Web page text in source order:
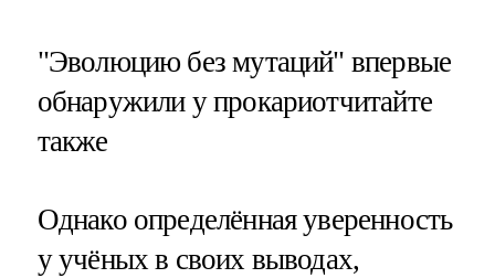
​"Эволюцию без мутаций" впервые
обнаружили у прокариотчитайте
также
Однако определённая уверенность
у учёных в своих выводах,